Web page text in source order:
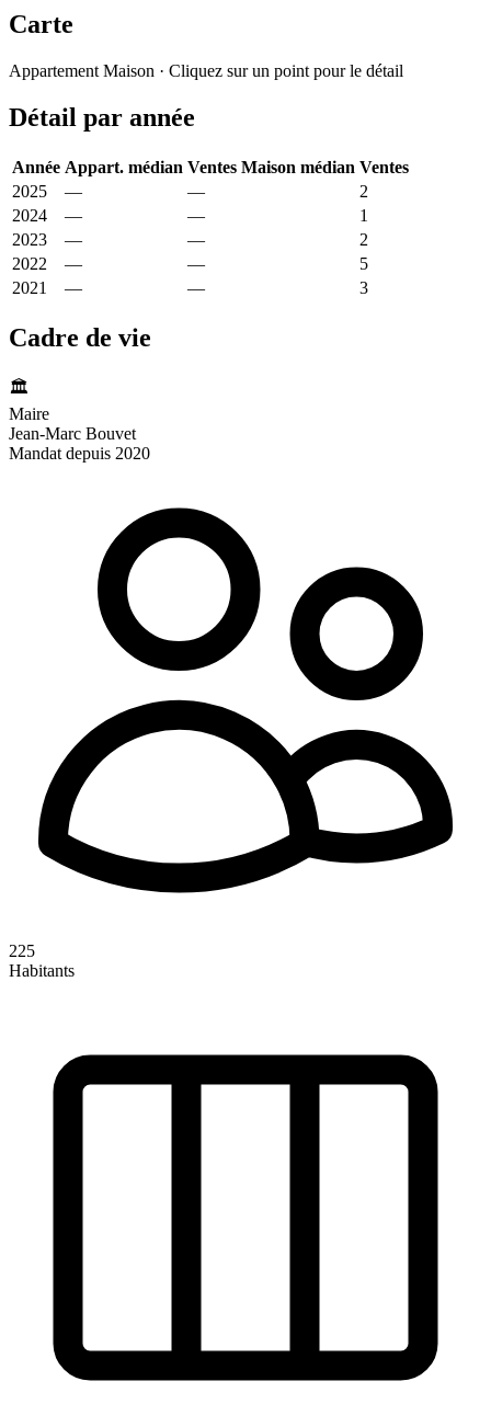
Carte
−
Appartement Maison · Cliquez sur un point pour le détail
Détail par année
Année Appart. médian Ventes Maison médian Ventes
2025
— —
2
2024
— —
1
2023
— —
2
2022
— —
5
2021
— — 3
Cadre de vie
🏛️
Maire
Jean-Marc Bouvet
Mandat depuis 2020
225
Habitants